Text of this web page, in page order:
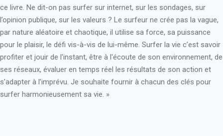
ce livre. Ne dit-on pas surfer sur internet, sur les sondages, sur
l’opinion publique, sur les valeurs ? Le surfeur ne crée pas la vague,
par nature aléatoire et chaotique, il utilise sa force, sa puissance
pour le plaisir, le défi vis-à-vis de lui-même. Surfer la vie c’est savoir
profiter et jouir de l'instant, être à l'écoute de son environnement, de
ses réseaux, évaluer en temps réel les résultats de son action et
s’adapter à l’imprévu. Je souhaite fournir à chacun des clés pour
surfer harmonieusement sa vie. »